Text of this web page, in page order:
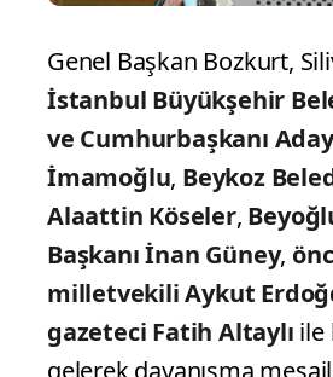
Genel Başkan Bozkurt,
İstanbul Büyükşehir
ve Cumhurbaşkanı
İmamoğlu, Beykoz
Alaattin Köseler,
Başkanı İnan Güney,
milletvekili Aykut
gazeteci Fatih Altaylı ile
gelerek dayanışma